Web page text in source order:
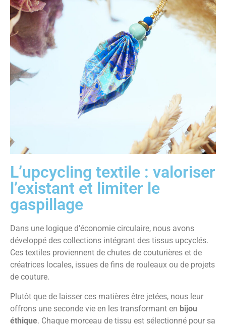
L’upcycling textile : valoriser
l’existant et limiter le
gaspillage
Dans une logique d’économie circulaire, nous avons
développé des collections intégrant des tissus upcyclés.
Ces textiles proviennent de chutes de couturières et de
créatrices locales, issues de fins de rouleaux ou de projets
de couture.
Plutôt que de laisser ces matières être jetées, nous leur
offrons une seconde vie en les transformant en bijou
éthique. Chaque morceau de tissu est sélectionné pour sa